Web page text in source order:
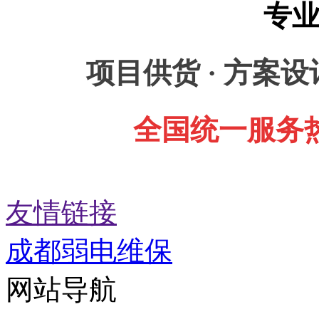
专
项目供货 · 方案设
全国统一服务
友情链接
成都弱电维保
网站导航